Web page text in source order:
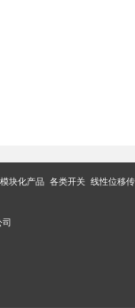
块化产品 各类开关 线性位移传